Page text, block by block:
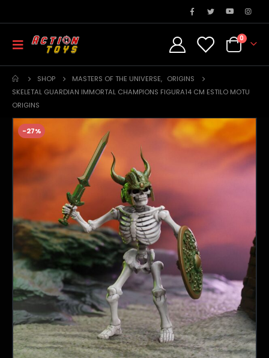
0
SHOP MASTERS OF THE UNIVERSE, ORIGINS
SKELETAL GUARDIAN IMMORTAL CHAMPIONS FIGURA14 CM ESTILO MOTU
ORIGINS
-27%